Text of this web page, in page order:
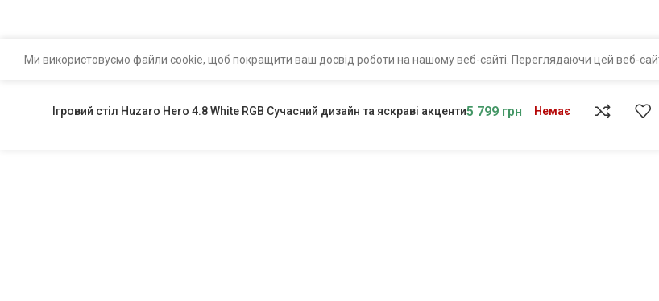
Ми використовуємо файли cookie, щоб покращити ваш досвід роботи на нашому веб-сайті. Переглядаючи цей веб-
Ігровий стіл Huzaro Hero 4.8 White RGB Сучасний дизайн та яскраві акценти5 799 грн Немає